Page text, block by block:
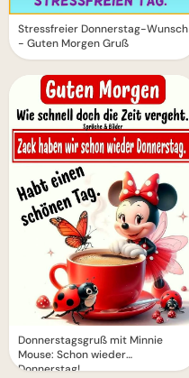
Stressfreier Donnerstag-Wunsch
- Guten Morgen Gruß
Donnerstagsgruß mit Minnie
Mouse: Schon wieder
Donnerstag!